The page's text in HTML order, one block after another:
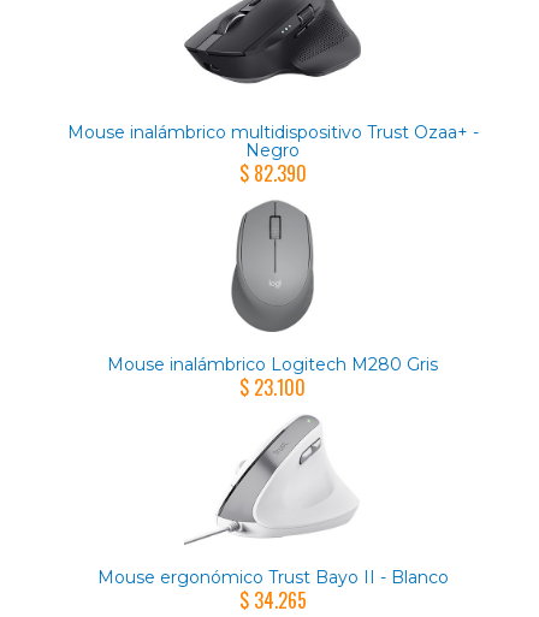
Mouse inalámbrico multidispositivo Trust Ozaa+ -
Negro
$ 82.390
Mouse inalámbrico Logitech M280 Gris
$ 23.100
Mouse ergonómico Trust Bayo II - Blanco
$ 34.265